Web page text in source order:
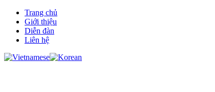
Trang chủ
Giới thiệu
Diễn đàn
Liên hệ